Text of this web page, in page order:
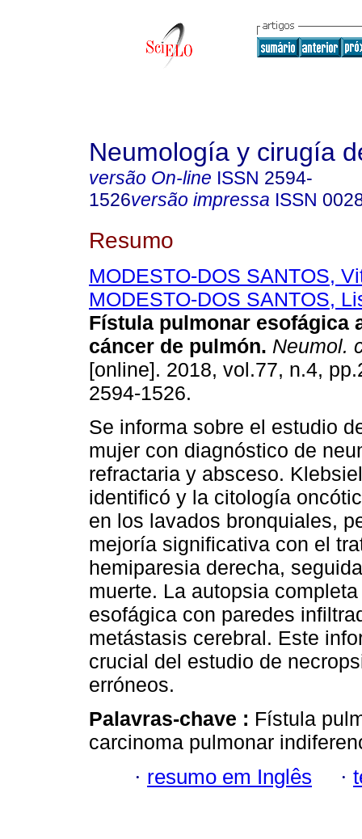
Neumología y cirugía
versão On-line ISSN 2594-
1526versão impressa ISSN
Resumo
MODESTO-DOS SANTOS,
MODESTO-DOS SANTOS,
Fístula pulmonar esofágica
cáncer de pulmón. Neumol.
[online]. 2018, vol.77, n.4,
2594-1526.
Se informa sobre el estudio
mujer con diagnóstico de
refractaria y absceso.
identificó y la citología
en los lavados bronquiales,
mejoría significativa con el
hemiparesia derecha,
muerte. La autopsia
esofágica con paredes
metástasis cerebral. Este
crucial del estudio de
erróneos.
Palavras-chave : Fístula
carcinoma pulmonar
· resumo em Inglês ·